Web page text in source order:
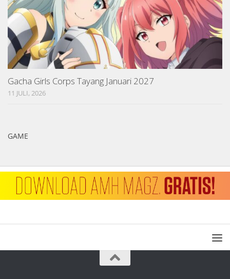
Gacha Girls Corps Tayang Januari 2027
11 JULI, 2026
GAME